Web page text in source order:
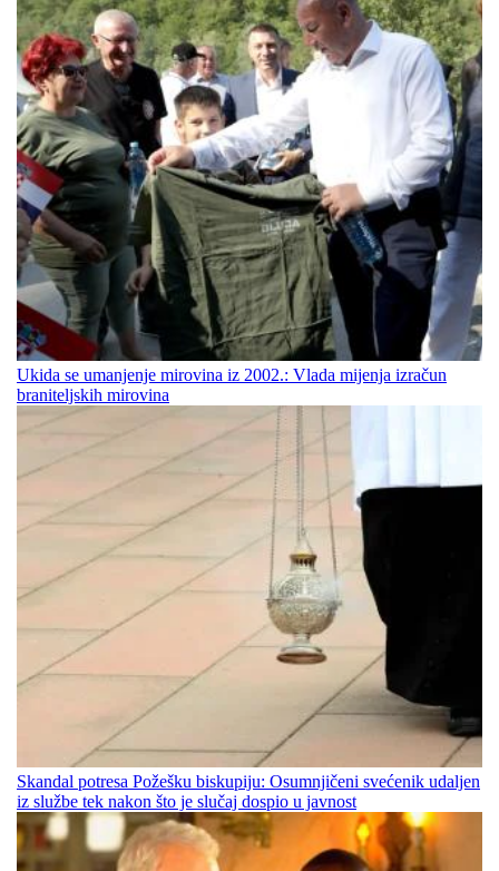
Ukida se umanjenje mirovina iz 2002.: Vlada mijenja izračun
braniteljskih mirovina
Skandal potresa Požešku biskupiju: Osumnjičeni svećenik udaljen
iz službe tek nakon što je slučaj dospio u javnost